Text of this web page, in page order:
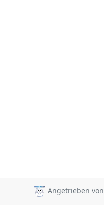
Angetrieben von